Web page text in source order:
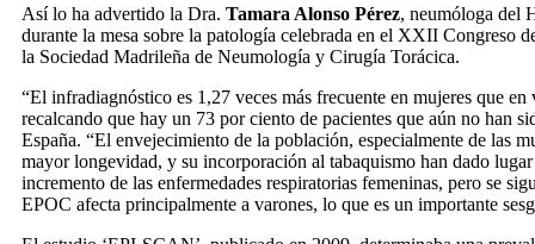
Así lo ha advertido la Dra. Tamara Alonso Pérez, neumóloga del
durante la mesa sobre la patología celebrada en el XXII
la Sociedad Madrileña de Neumología y Cirugía Torácica.
“El infradiagnóstico es 1,27 veces más frecuente en mujeres que en
recalcando que hay un 73 por ciento de pacientes que aún no han
España. “El envejecimiento de la población, especialmente de las
mayor longevidad, y su incorporación al tabaquismo han dado
incremento de las enfermedades respiratorias femeninas, pero se
EPOC afecta principalmente a varones, lo que es un importante